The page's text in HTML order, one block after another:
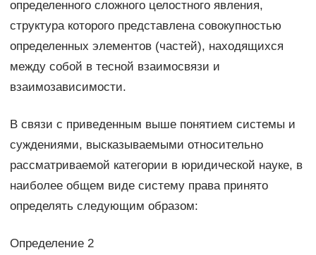
определенного сложного целостного явления,
структура которого представлена совокупностью
определенных элементов (частей), находящихся
между собой в тесной взаимосвязи и
взаимозависимости.
В связи с приведенным выше понятием системы и
суждениями, высказываемыми относительно
рассматриваемой категории в юридической науке, в
наиболее общем виде систему права принято
определять следующим образом:
Определение 2